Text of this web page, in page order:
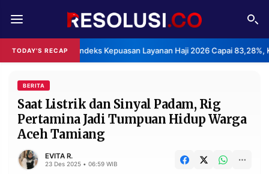
TODAY'S RECAPBPS: Indeks Kepuasan Layanan Haji 2026 Capai 83,28%,
REDAKSI TENTANG
RESOLUSI IKLAN
RUBRIKASI
EDITORIAL AKSARA
FINANSIA PERSONA
BERITA
Saat Listrik dan Sinyal Padam, Rig
Pertamina Jadi Tumpuan Hidup Warga
Aceh Tamiang
EVITA R.
23 Des 2025 • 06:59 WIB